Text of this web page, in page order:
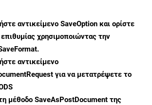
αντικείμενο SaveOption και ορίστε
χρησιμοποιώντας την
.
αντικείμενο
για να μετατρέψετε το
μέθοδο SaveAsPostDocument της